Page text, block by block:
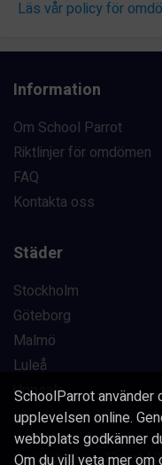
Läs vår policy för
Information
Om School Parrot
Riktlinjer för omdömen
FAQ
Kontakta oss
Städer
Stockholm
Göteborg
Malmö
Luleå
Uppsala
Copyright SchoolParrot
SchoolParrot
upplevelsen online.
webbplats godkänner
Om du vill veta mer om